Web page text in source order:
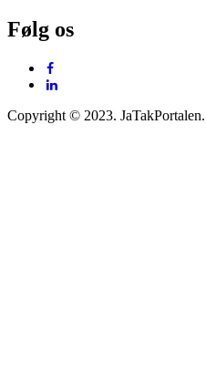
Følg os
Copyright © 2023.